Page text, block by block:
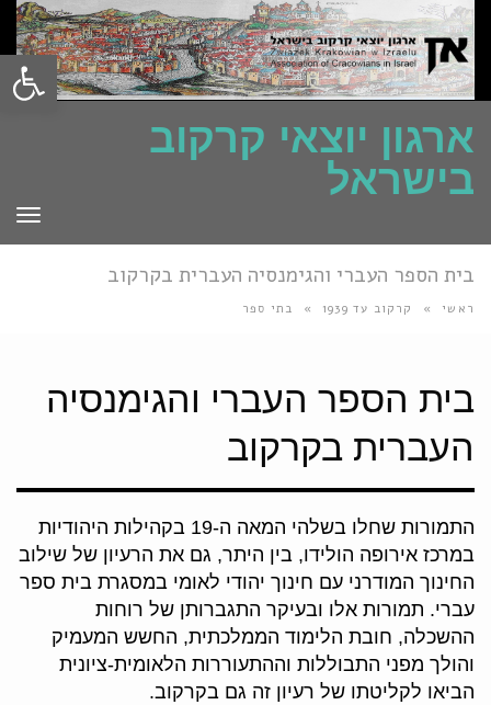
פתח
ארגון יוצאי קרקוב
בישראל
בית הספר העברי והגימנסיה העברית בקרקוב
ראשי » קרקוב עד 1939 » בתי ספר
בית הספר העברי והגימנסיה
העברית בקרקוב
התמורות שחלו בשלהי המאה ה-19 בקהילות היהודיות
במרכז אירופה הולידו, בין היתר, גם את הרעיון של שילוב
החינוך המודרני עם חינוך יהודי לאומי במסגרת בית ספר
עברי. תמורות אלו ובעיקר התגברותן של רוחות
ההשכלה, חובת הלימוד הממלכתית, החשש המעמיק
והולך מפני התבוללות וההתעוררות הלאומית-ציונית
הביאו לקליטתו של רעיון זה גם בקרקוב.